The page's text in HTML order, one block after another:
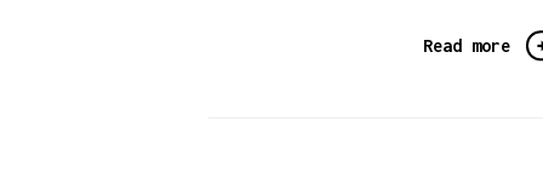
Read more